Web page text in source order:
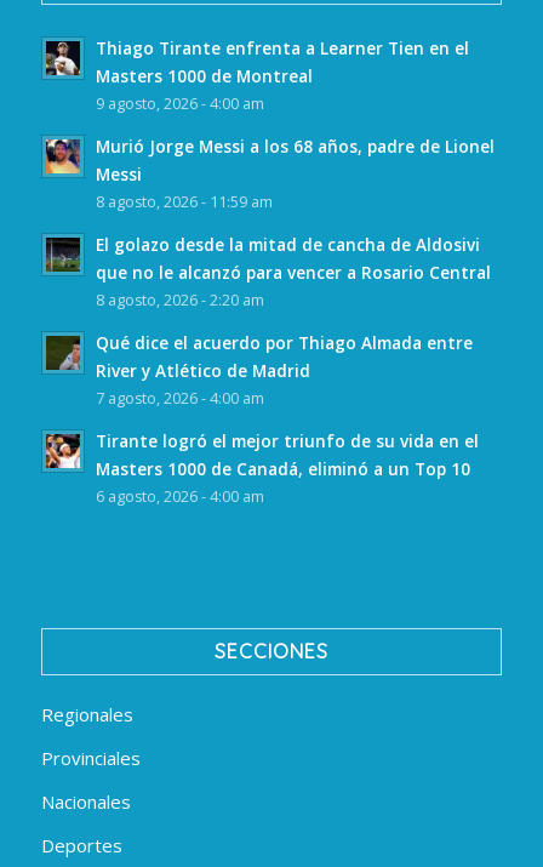
Thiago Tirante enfrenta a Learner Tien en el
Masters 1000 de Montreal
9 agosto, 2026 - 4:00 am
Murió Jorge Messi a los 68 años, padre de Lionel
Messi
8 agosto, 2026 - 11:59 am
El golazo desde la mitad de cancha de Aldosivi
que no le alcanzó para vencer a Rosario Central
8 agosto, 2026 - 2:20 am
Qué dice el acuerdo por Thiago Almada entre
River y Atlético de Madrid
7 agosto, 2026 - 4:00 am
Tirante logró el mejor triunfo de su vida en el
Masters 1000 de Canadá, eliminó a un Top 10
6 agosto, 2026 - 4:00 am
SECCIONES
Regionales
Provinciales
Nacionales
Deportes